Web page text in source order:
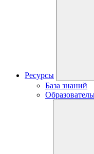
Ресурсы
База знаний